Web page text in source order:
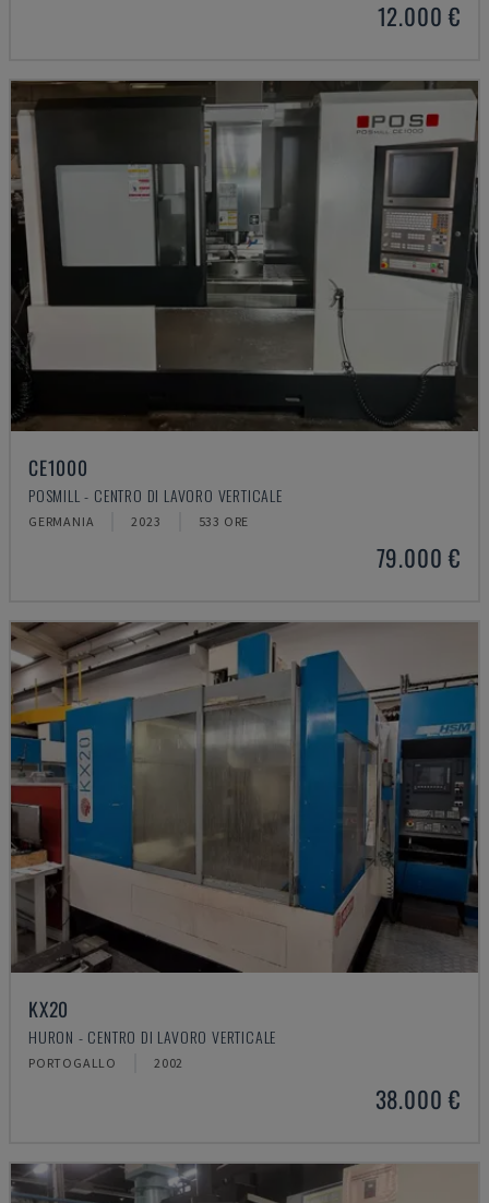
12.000 €
CE1000
POSMILL - CENTRO DI LAVORO VERTICALE
GERMANIA 2023 533 ORE
79.000 €
KX20
HURON - CENTRO DI LAVORO VERTICALE
PORTOGALLO 2002
38.000 €